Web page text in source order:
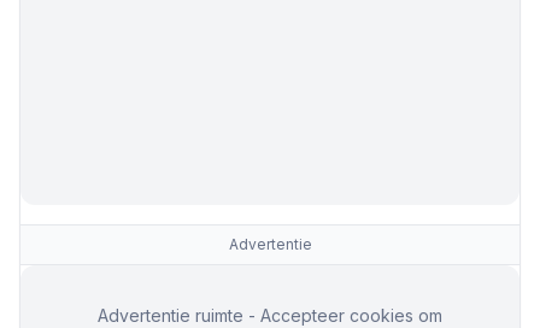
Advertentie
Advertentie ruimte - Accepteer cookies om